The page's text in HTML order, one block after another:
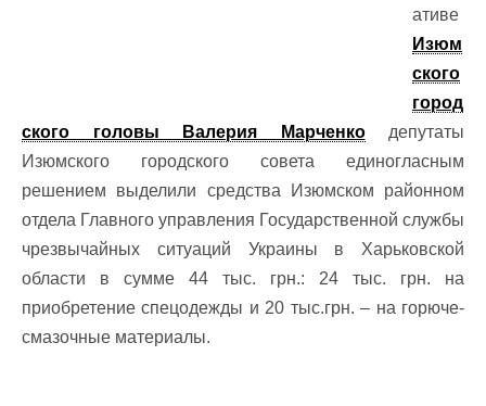
ативе
Изюм
ского
город
ского головы Валерия Марченкодепутаты
Изюмского городского совета единогласным
решением выделили средства Изюмском районном
отдела Главного управления Государственной службы
чрезвычайных ситуаций Украины в Харьковской
области в сумме 44 тыс. грн.: 24 тыс. грн. на
приобретение спецодежды и 20 тыс.грн. – на горюче-
смазочные материалы.